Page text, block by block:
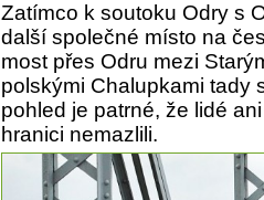
Zatímco k soutoku Odry s
další společné místo na
most přes Odru mezi
polskými Chalupkami tady
pohled je patrné, že lidé
hranici nemazlili.